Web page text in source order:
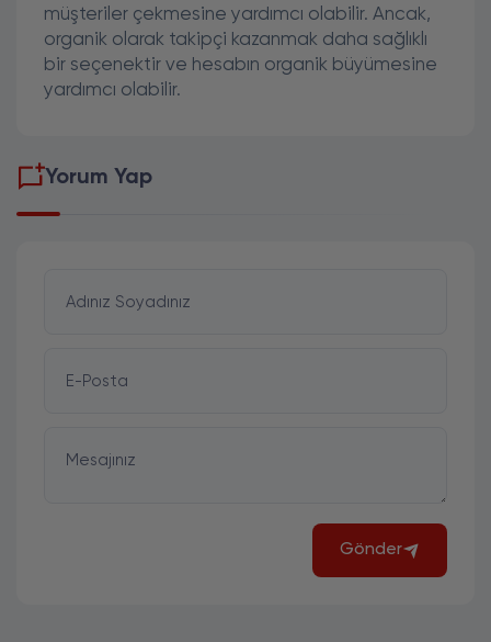
müşteriler çekmesine yardımcı olabilir. Ancak,
organik olarak takipçi kazanmak daha sağlıklı
bir seçenektir ve hesabın organik büyümesine
yardımcı olabilir.
Yorum Yap
Adınız Soyadınız
E-Posta
Mesajınız
Gönder